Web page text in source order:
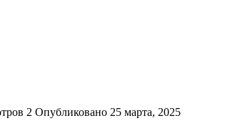
2 Опубликовано 25 марта, 2025